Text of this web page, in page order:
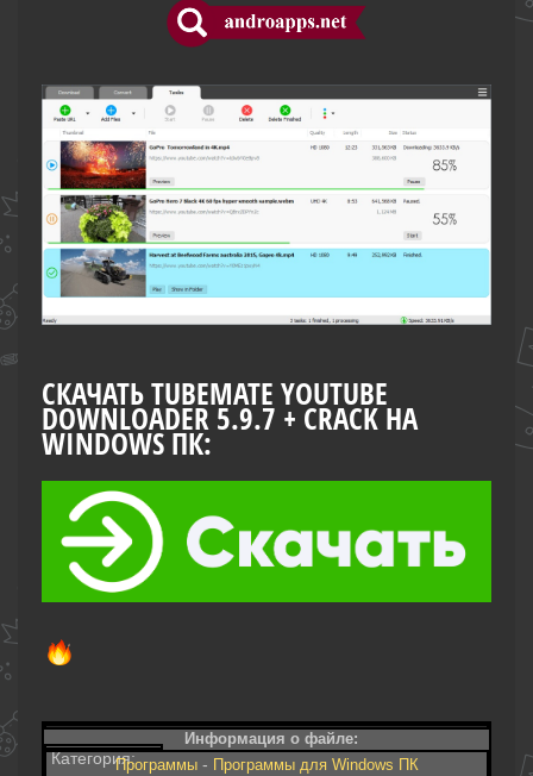
СКАЧАТЬ TUBEMATE YOUTUBE
DOWNLOADER 5.9.7 + CRACK НА
WINDOWS ПК:
Информация о файле:
Категория:Программы- Программы для Windows ПК